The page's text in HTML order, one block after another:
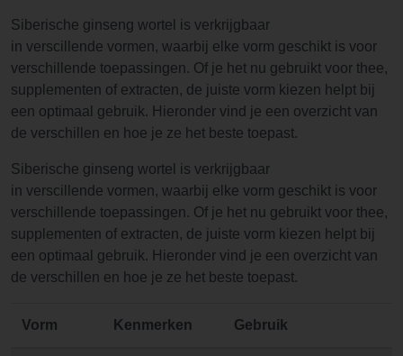
Siberische ginseng wortel is verkrijgbaar
in verscillende vormen, waarbij elke vorm geschikt is voor
verschillende toepassingen. Of je het nu gebruikt voor thee,
supplementen of extracten, de juiste vorm kiezen helpt bij
een optimaal gebruik. Hieronder vind je een overzicht van
de verschillen en hoe je ze het beste toepast.
Siberische ginseng wortel is verkrijgbaar
in verscillende vormen, waarbij elke vorm geschikt is voor
verschillende toepassingen. Of je het nu gebruikt voor thee,
supplementen of extracten, de juiste vorm kiezen helpt bij
een optimaal gebruik. Hieronder vind je een overzicht van
de verschillen en hoe je ze het beste toepast.
Vorm Kenmerken Gebruik